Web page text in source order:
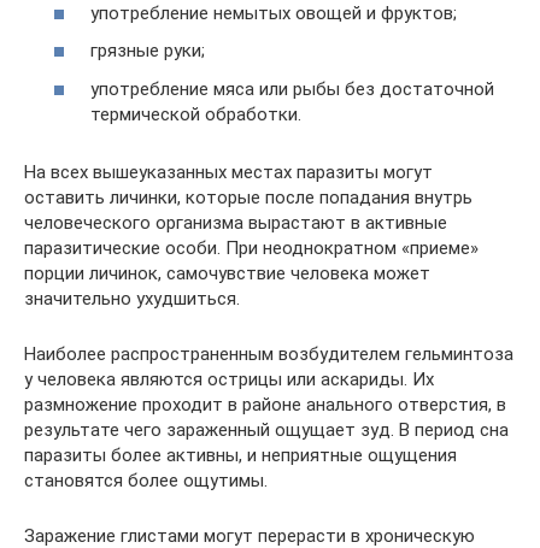
употребление немытых овощей и фруктов;
грязные руки;
употребление мяса или рыбы без достаточной
термической обработки.
На всех вышеуказанных местах паразиты могут
оставить личинки, которые после попадания внутрь
человеческого организма вырастают в активные
паразитические особи. При неоднократном «приеме»
порции личинок, самочувствие человека может
значительно ухудшиться.
Наиболее распространенным возбудителем гельминтоза
у человека являются острицы или аскариды. Их
размножение проходит в районе анального отверстия, в
результате чего зараженный ощущает зуд. В период сна
паразиты более активны, и неприятные ощущения
становятся более ощутимы.
Заражение глистами могут перерасти в хроническую